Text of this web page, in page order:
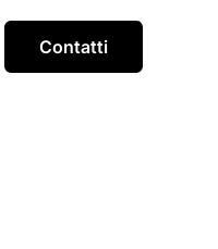
Contatti